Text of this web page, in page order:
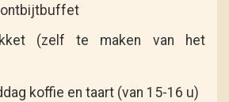
(zelf te maken van het
koffie en taart (van 15-16 u)